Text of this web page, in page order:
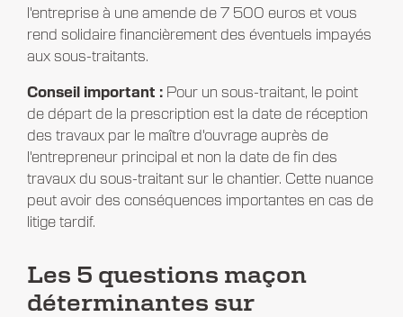
l'entreprise à une amende de 7 500 euros et vous
rend solidaire financièrement des éventuels impayés
aux sous-traitants.
Conseil important :Pour un sous-traitant, le point
de départ de la prescription est la date de réception
des travaux par le maître d'ouvrage auprès de
l'entrepreneur principal et non la date de fin des
travaux du sous-traitant sur le chantier. Cette nuance
peut avoir des conséquences importantes en cas de
litige tardif.
Les 5 questions maçon
déterminantes sur